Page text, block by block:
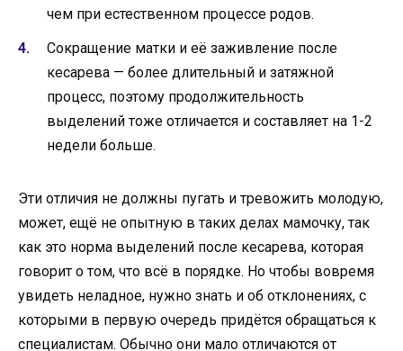
чем при естественном процессе родов.
Сокращение матки и её заживление после
кесарева — более длительный и затяжной
процесс, поэтому продолжительность
выделений тоже отличается и составляет на 1-2
недели больше.
Эти отличия не должны пугать и тревожить молодую,
может, ещё не опытную в таких делах мамочку, так
как это норма выделений после кесарева, которая
говорит о том, что всё в порядке. Но чтобы вовремя
увидеть неладное, нужно знать и об отклонениях, с
которыми в первую очередь придётся обращаться к
специалистам. Обычно они мало отличаются от